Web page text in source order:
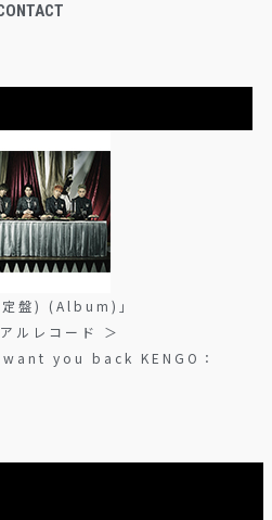
盤) (Album)」
ルレコード ＞
you back KENGO：